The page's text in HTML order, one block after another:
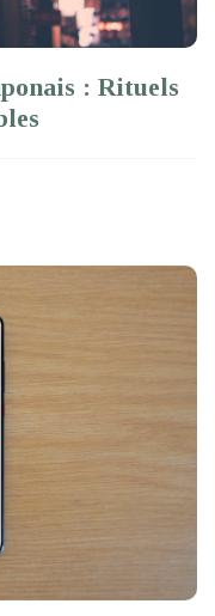
: Rituels